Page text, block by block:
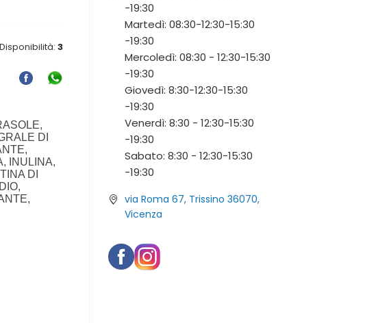
Disponibilità: 3
-19:30
Martedì: 08:30-12:30-15:30
-19:30
Mercoledì: 08:30 - 12:30-15:30
-19:30
Giovedì: 8:30-12:30-15:30
-19:30
Venerdì: 8:30 - 12:30-15:30
-19:30
Sabato: 8:30 - 12:30-15:30
-19:30
via Roma 67, Trissino 36070,
Vicenza